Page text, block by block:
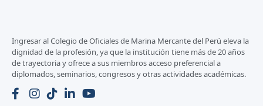
Ingresar al Colegio de Oficiales de Marina Mercante del Perú eleva la
dignidad de la profesión, ya que la institución tiene más de 20 años
de trayectoria y ofrece a sus miembros acceso preferencial a
diplomados, seminarios, congresos y otras actividades académicas.